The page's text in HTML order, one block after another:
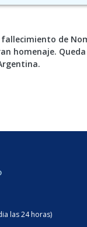
de
homenaje.
las 24 horas)